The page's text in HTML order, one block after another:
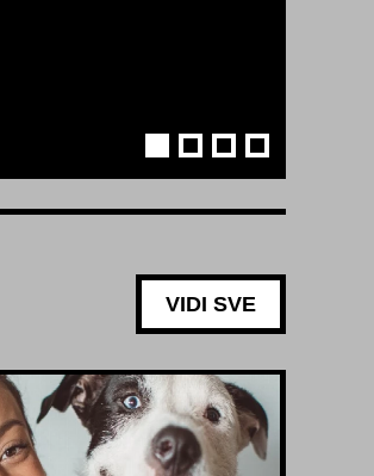
VIDI SVE